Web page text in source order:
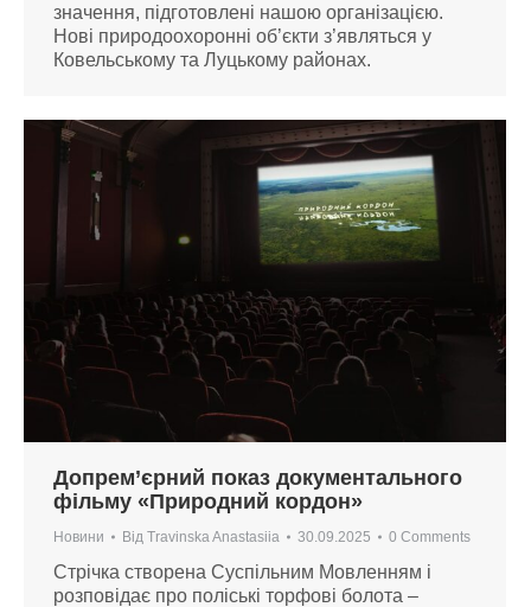
значення, підготовлені нашою організацією.
Нові природоохоронні об’єкти з’являться у
Ковельському та Луцькому районах.
Допрем’єрний показ документального
фільму «Природний кордон»
Новини Від Travinska Anastasiia 30.09.2025 0 Comments
Стрічка створена Суспільним Мовленням і
розповідає про поліські торфові болота –